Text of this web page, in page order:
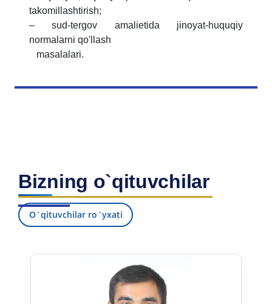
takomillashtirish;
– sud-tergov amalietida jinoyat-huquqiy
normalarni qo'llash
masalalari.
Bizning o`qituvchilar
O`qituvchilar ro`yxati